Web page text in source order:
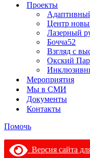
Проекты
Центр
Лазерный
Бочча52
Взгляд с
Окский
Мероприятия
Мы в СМИ
Документы
Контакты
Помочь
Версия сайта